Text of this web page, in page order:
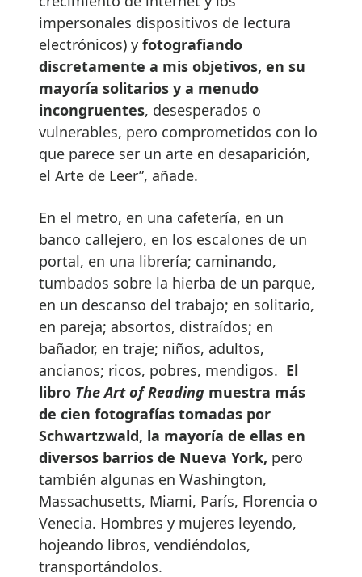
impersonales dispositivos de lectura
electrónicos) y fotografiando
discretamente a mis objetivos, en su
mayoría solitarios y a menudo
incongruentes, desesperados o
vulnerables, pero comprometidos con lo
que parece ser un arte en desaparición,
el Arte de Leer”, añade.
En el metro, en una cafetería, en un
banco callejero, en los escalones de un
portal, en una librería; caminando,
tumbados sobre la hierba de un parque,
en un descanso del trabajo; en solitario,
en pareja; absortos, distraídos; en
bañador, en traje; niños, adultos,
ancianos; ricos, pobres, mendigos. El
libro The Art of Reading muestra más
de cien fotografías tomadas por
Schwartzwald, la mayoría de ellas en
diversos barrios de Nueva York, pero
también algunas en Washington,
Massachusetts, Miami, París, Florencia o
Venecia. Hombres y mujeres leyendo,
hojeando libros, vendiéndolos,
transportándolos.